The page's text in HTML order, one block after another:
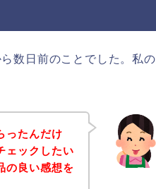
数日前のことでした。私の
ったんだけ
ェックしたい
の良い感想を